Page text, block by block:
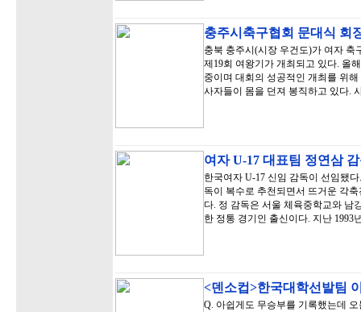
충주시축구협회 문대식 회
충북 충주시(시장 우건도)가 여자 축
제19회 여왕기가 개최되고 있다. 올
중이며 대회의 성공적인 개최를 위
사자들이 몸을 던져 봉직하고 있다.
여자 U-17 대표팀 정연삼
한국여자 U-17 신임 감독이 선임됐
독이 복수로 추천되면서 뜨거운 각
다. 정 감독은 서울 체육중학교와 남
한 정통 경기인 출신이다. 지난 1993
<덴소컵>한국대학선발팀
Q. 아쉽게도 무승부를 기록했는데